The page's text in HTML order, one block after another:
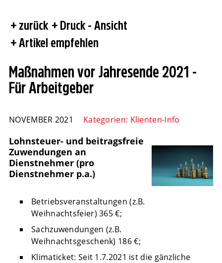
zurück
Druck - Ansicht
Artikel empfehlen
Maßnahmen vor Jahresende 2021 -
Für Arbeitgeber
NOVEMBER 2021 Kategorien: Klienten-Info
Lohnsteuer- und beitragsfreie
Zuwendungen an
Dienstnehmer (pro
Dienstnehmer p.a.)
Betriebsveranstaltungen (z.B.
Weihnachtsfeier) 365 €;
Sachzuwendungen (z.B.
Weihnachtsgeschenk) 186 €;
Klimaticket: Seit 1.7.2021 ist die gänzliche